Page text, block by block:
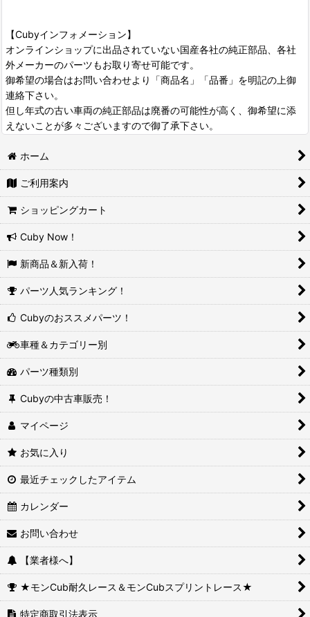
【Cubyインフォメーション】
オンラインショップに出品されていない国産各社の純正部品、各社
外メーカーのパーツもお取り寄せ可能です。
御希望の場合はお問い合わせより「商品名」「品番」を明記の上御
連絡下さい。
但し年式の古い車両の純正部品は廃番の可能性が高く、御希望に添
えないことが多々ございますので御了承下さい。
ホーム
ご利用案内
ショッピングカート
Cuby Now！
新商品＆新入荷！
パーツ人気ランキング！
Cubyのおススメパーツ！
車種＆カテゴリー別
パーツ種類別
Cubyの中古車販売！
マイページ
お気に入り
最近チェックしたアイテム
カレンダー
お問い合わせ
【業者様へ】
★モンCub耐久レース＆モンCubスプリントレース★
特定商取引法表示